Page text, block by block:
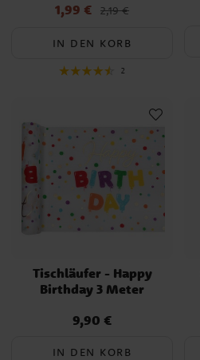
Aktueller Preis
Vorheriger Preis
1,99 € 2,19 €
IN DEN KORB
2
Tischläufer - Happy
Birthday 3 Meter
Preis:9,90 €
9,90 €
IN DEN KORB